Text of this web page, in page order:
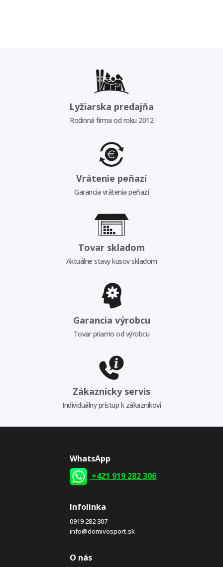
Lyžiarska predajňa
Rodinná firma od roku 2012
Vrátenie peňazí
Garancia vrátenia peňazí
Tovar skladom
Aktuálne stavy kusov skladom
Garancia výrobcu
Tovar priamo od výrobcu
Zákaznícky servis
Individuálny prístup k zákazníkovi
WhatsApp
+421 919 282 306
Infolinka
0919 282 307
info@domivosport.sk
O nás